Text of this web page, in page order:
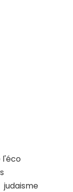
l'éco
judaisme